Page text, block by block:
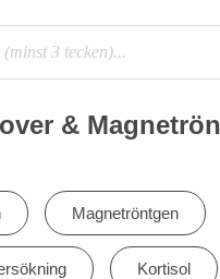
&
Magnetröntgen
Kortisol